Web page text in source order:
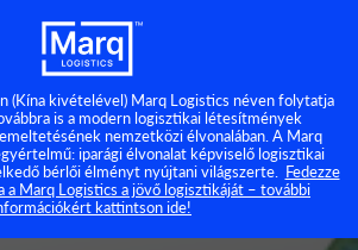
(Kína kivételével) Marq Logistics néven folytatja
is a modern logisztikai létesítmények
nemzetközi élvonalában. A Marq
iparági élvonalat képviselő logisztikai
bérlői élményt nyújtani világszerte. Fedezze
a Marq Logistics a jövő logisztikáját – további
kattintson ide!